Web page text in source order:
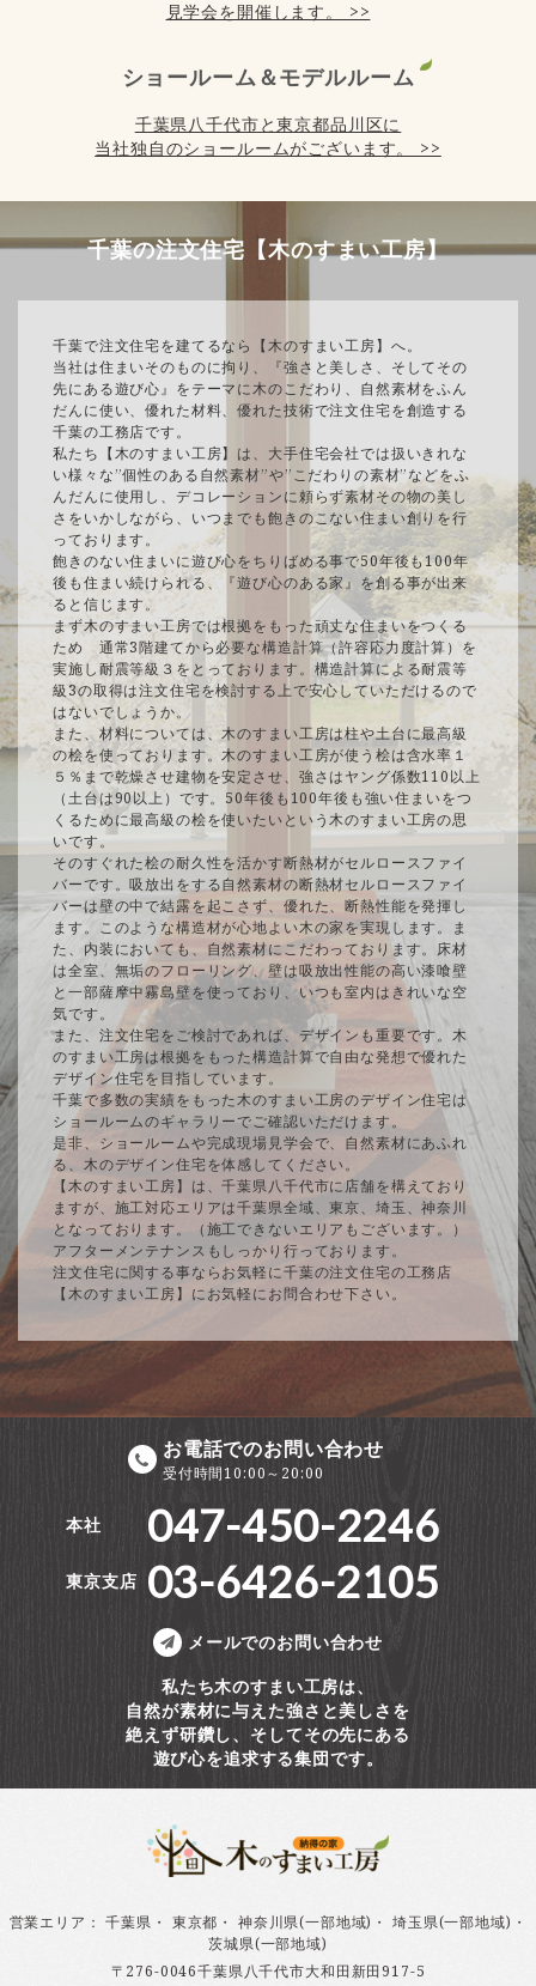
見学会を開催します。 >>
ショールーム＆モデルルーム
千葉県八千代市と東京都品川区に
当社独自のショールームがございます。 >>
千葉の注文住宅【木のすまい工房】
千葉で注文住宅を建てるなら【木のすまい工房】へ。
当社は住まいそのものに拘り、『強さと美しさ、そしてその
先にある遊び心』をテーマに木のこだわり、自然素材をふん
だんに使い、優れた材料、優れた技術で注文住宅を創造する
千葉の工務店です。
私たち【木のすまい工房】は、大手住宅会社では扱いきれな
い様々な”個性のある自然素材”や”こだわりの素材”などをふ
んだんに使用し、デコレーションに頼らず素材その物の美し
さをいかしながら、いつまでも飽きのこない住まい創りを行
っております。
飽きのない住まいに遊び心をちりばめる事で50年後も100年
後も住まい続けられる、『遊び心のある家』を創る事が出来
ると信じます。
まず木のすまい工房では根拠をもった頑丈な住まいをつくる
ため 通常3階建てから必要な構造計算（許容応力度計算）を
実施し耐震等級３をとっております。構造計算による耐震等
級3の取得は注文住宅を検討する上で安心していただけるので
はないでしょうか。
また、材料については、木のすまい工房は柱や土台に最高級
の桧を使っております。木のすまい工房が使う桧は含水率１
５％まで乾燥させ建物を安定させ、強さはヤング係数110以上
（土台は90以上）です。50年後も100年後も強い住まいをつ
くるために最高級の桧を使いたいという木のすまい工房の思
いです。
そのすぐれた桧の耐久性を活かす断熱材がセルロースファイ
バーです。吸放出をする自然素材の断熱材セルロースファイ
バーは壁の中で結露を起こさず、優れた、断熱性能を発揮し
ます。このような構造材が心地よい木の家を実現します。ま
た、内装においても、自然素材にこだわっております。床材
は全室、無垢のフローリング、壁は吸放出性能の高い漆喰壁
と一部薩摩中霧島壁を使っており、いつも室内はきれいな空
気です。
また、注文住宅をご検討であれば、デザインも重要です。木
のすまい工房は根拠をもった構造計算で自由な発想で優れた
デザイン住宅を目指しています。
千葉で多数の実績をもった木のすまい工房のデザイン住宅は
ショールームのギャラリーでご確認いただけます。
是非、ショールームや完成現場見学会で、自然素材にあふれ
る、木のデザイン住宅を体感してください。
【木のすまい工房】は、千葉県八千代市に店舗を構えており
ますが、施工対応エリアは千葉県全域、東京、埼玉、神奈川
となっております。（施工できないエリアもございます。）
アフターメンテナンスもしっかり行っております。
注文住宅に関する事ならお気軽に千葉の注文住宅の工務店
【木のすまい工房】にお気軽にお問合わせ下さい。
お電話でのお問い合わせ
受付時間10:00～20:00
本社 047-450-2246
東京支店 03-6426-2105
メールでのお問い合わせ
私たち木のすまい工房は、
自然が素材に与えた強さと美しさを
絶えず研鑽し、そしてその先にある
遊び心を追求する集団です。
営業エリア ：千葉県 ・ 東京都 ・ 神奈川県(一部地域) ・ 埼玉県(一部地域) ・
茨城県(一部地域)
〒276-0046千葉県八千代市大和田新田917-5